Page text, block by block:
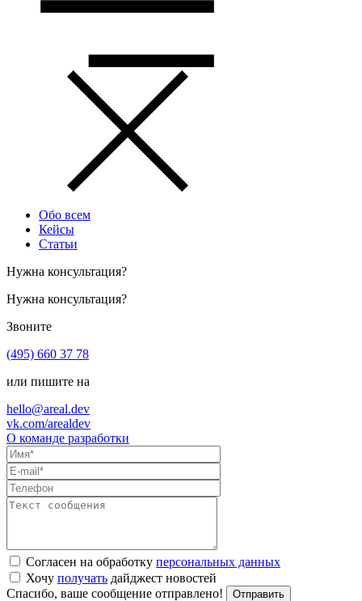
Обо всем
Кейсы
Статьи
Нужна консультация?
Нужна консультация?
Звоните
(495) 660 37 78
или пишите на
hello@areal.dev
vk.com/arealdev
О команде разработки
Согласен на обработку персональных данных
Хочу получать дайджест новостей
Спасибо, ваше сообщение отправлено!